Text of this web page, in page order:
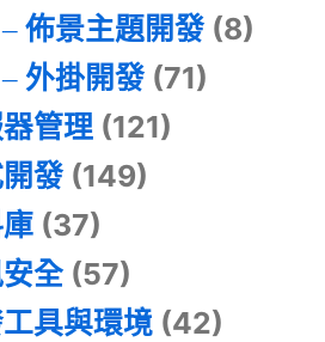
佈景主題開發(8)
外掛開發(71)
管理(121)
發(149)
(37)
全(57)
工具與環境(42)